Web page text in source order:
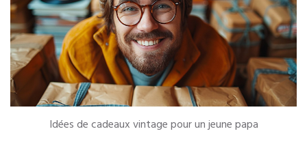
Idées de cadeaux vintage pour un jeune papa